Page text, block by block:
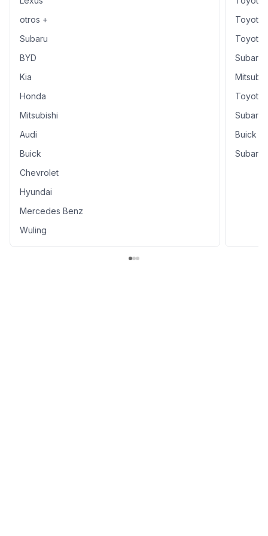
otros +
Subaru
BYD
Kia
Honda
Mitsubishi
Audi
Buick
Chevrolet
Hyundai
Mercedes Benz
Wuling
Toyota
Toyota
Subaru
Toyota
Subaru
Buick
Subaru